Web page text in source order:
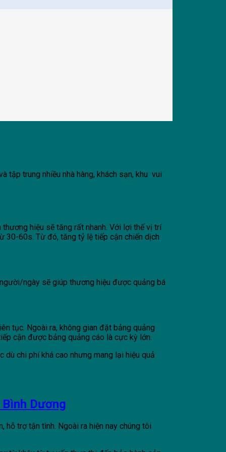
tập trung nhiều nhà hàng, khách sạn, khu vui
hiệu sẽ tăng rất nhanh. Với lợi thế vị trí
30-60s. Từ đó, tăng tỷ lệ tiếp cận chiến dịch
ngày sẽ giúp thương hiệu được quảng bá
tục. Ngoài ra, không gian đặt bảng quảng
cận được bảng quảng cáo là cực kỳ lớn.
chi phí khá cao nhưng mang lại hiệu quả
Dương
trợ tận tình. Ngoài ra hiện nay chúng tôi